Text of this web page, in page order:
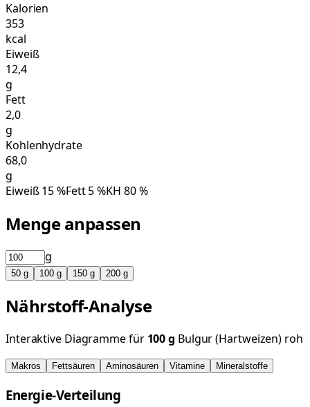
Kalorien
353
kcal
Eiweiß
12,4
g
Fett
2,0
g
Kohlenhydrate
68,0
g
Eiweiß15%Fett5%KH 80%
Menge anpassen
g
50 g 100 g 150 g 200 g
Nährstoff-Analyse
Interaktive Diagramme für 100g Bulgur (Hartweizen) roh
Makros Fettsäuren Aminosäuren Vitamine Mineralstoffe
Energie-Verteilung